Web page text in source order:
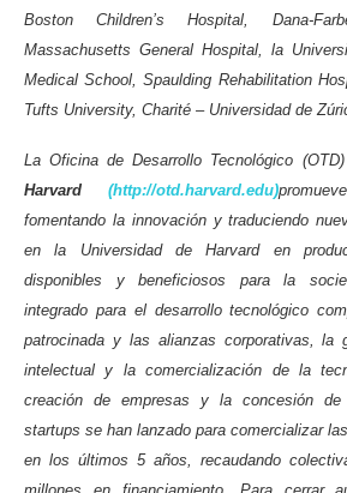
Boston Children’s Hospital, Dana-
Massachusetts General Hospital, la
Medical School, Spaulding Rehabilitation
Tufts University, Charité – Universidad de
La Oficina de Desarrollo Tecnológico
Harvard (http://otd.harvard.edu)
fomentando la innovación y traduciendo
en la Universidad de Harvard en
disponibles y beneficiosos para la
integrado para el desarrollo tecnológico
patrocinada y las alianzas corporativas, la
intelectual y la comercialización de la
creación de empresas y la concesión
startups se han lanzado para comercializar
en los últimos 5 años, recaudando